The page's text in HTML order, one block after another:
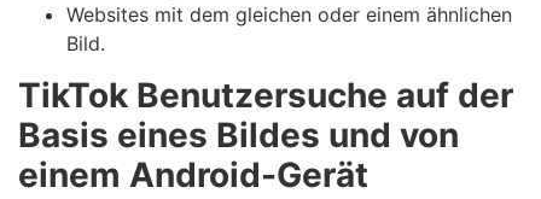
Websites mit dem gleichen oder einem ähnlichen
Bild.
TikTok Benutzersuche auf der
Basis eines Bildes und von
einem Android-Gerät